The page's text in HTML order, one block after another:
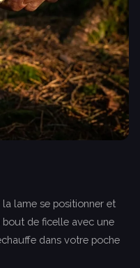
lame se positionner et
de ficelle avec une
dans votre poche